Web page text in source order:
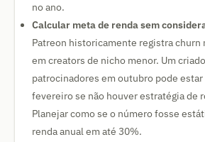
no ano.
Calcular meta de renda sem
Patreon historicamente registra churn
em creators de nicho menor. Um
patrocinadores em outubro pode estar
fevereiro se não houver estratégia de
Planejar como se o número fosse
renda anual em até 30%.